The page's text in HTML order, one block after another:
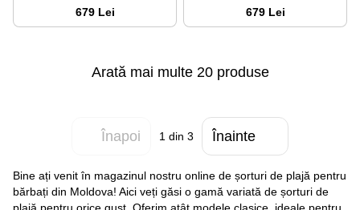
679 Lei 679 Lei
Arată mai multe 20 produse
Înapoi 1 din 3 Înainte
Bine ați venit în magazinul nostru online de șorturi de plajă pentru
bărbați din Moldova! Aici veți găsi o gamă variată de șorturi de